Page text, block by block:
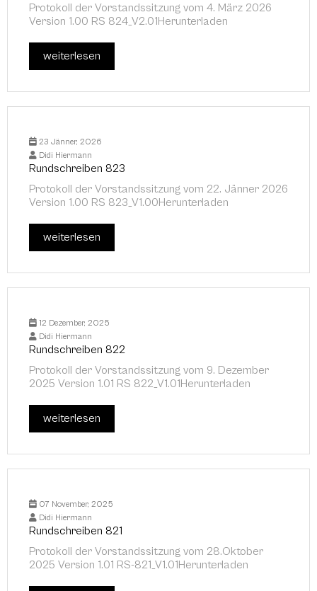
Protokoll der Vorstandssitzung vom 4. März 2026
Version 1.00 RS 824_V2.01Herunterladen
weiterlesen
23 Jänner, 2026
Didi Hiermann
Rundschreiben 823
Protokoll der Vorstandssitzung vom 22. Jänner 2026
Version 1.00 RS 823_V1.00Herunterladen
weiterlesen
12 Dezember, 2025
Didi Hiermann
Rundschreiben 822
Protokoll der Vorstandssitzung vom 9. Dezember
2025 Version 1.01 RS 822_V1.01Herunterladen
weiterlesen
07 November, 2025
Didi Hiermann
Rundschreiben 821
Protokoll der Vorstandssitzung vom 28.Oktober
2025 Version 1.01 RS-821_V1.01Herunterladen